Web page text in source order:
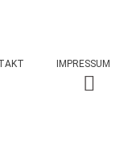
IMPRESSUM